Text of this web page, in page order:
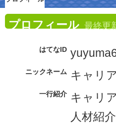
プロフィール 最終更
はてなID
ニックネーム キャリ
一行紹介 キャリ
人材紹